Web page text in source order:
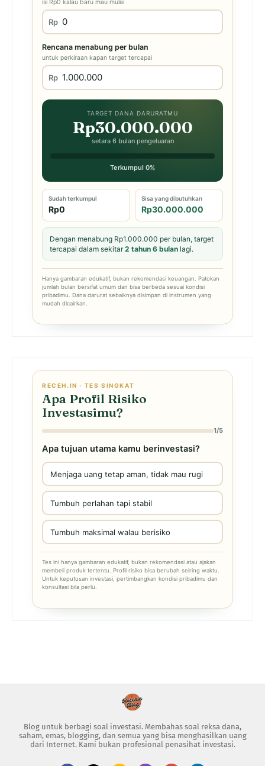
isi Rp0 kalau baru mau mulai
Rp
Rencana menabung per bulan
untuk perkiraan kapan target tercapai
Rp
TARGET DANA DARURATMU
Rp30.000.000
setara 6 bulan pengeluaran
Terkumpul 0%
Sudah terkumpul
Rp0
Sisa yang dibutuhkan
Rp30.000.000
Dengan menabung Rp1.000.000 per bulan, target
tercapai dalam sekitar2 tahun 6 bulan lagi.
Hanya gambaran edukatif, bukan rekomendasi keuangan. Patokan
jumlah bulan bersifat umum dan bisa berbeda sesuai kondisi
pribadimu. Dana darurat sebaiknya disimpan di instrumen yang
mudah dicairkan.
RECEH.IN · TES SINGKAT
Apa Profil Risiko
Investasimu?
1/5
Apa tujuan utama kamu berinvestasi?
Menjaga uang tetap aman, tidak mau rugi
Tumbuh perlahan tapi stabil
Tumbuh maksimal walau berisiko
Tes ini hanya gambaran edukatif, bukan rekomendasi atau ajakan
membeli produk tertentu. Profil risiko bisa berubah seiring waktu.
Untuk keputusan investasi, pertimbangkan kondisi pribadimu dan
konsultasi bila perlu.
Blog untuk berbagi soal investasi. Membahas soal reksa dana,
saham, emas, blogging, dan semua yang bisa menghasilkan uang
dari Internet. Kami bukan profesional penasihat investasi.